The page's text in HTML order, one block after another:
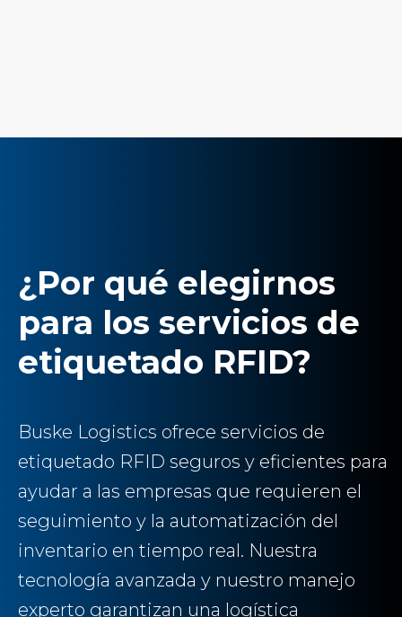
¿Por qué elegirnos
para los servicios de
etiquetado RFID?
Buske Logistics ofrece servicios de
etiquetado RFID seguros y eficientes para
ayudar a las empresas que requieren el
seguimiento y la automatización del
inventario en tiempo real. Nuestra
tecnología avanzada y nuestro manejo
experto garantizan una logística